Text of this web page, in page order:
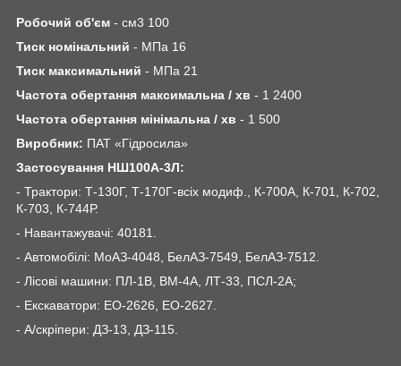
Робочий об'єм - см3 100
Тиск номінальний - МПа 16
Тиск максимальний - МПа 21
Частота обертання максимальна / хв - 1 2400
Частота обертання мінімальна / хв - 1 500
Виробник: ПАТ «Гідросила»
Застосування НШ100А-3Л:
- Трактори: Т-130Г, Т-170Г-всіх модиф., К-700А, К-701, К-702,
К-703, К-744Р.
- Навантажувачі: 40181.
- Автомобілі: МоАЗ-4048, БелАЗ-7549, БелАЗ-7512.
- Лісові машини: ПЛ-1В, ВМ-4А, ЛТ-33, ПСЛ-2А;
- Екскаватори: ЕО-2626, ЕО-2627.
- А/скріпери: ДЗ-13, ДЗ-115.